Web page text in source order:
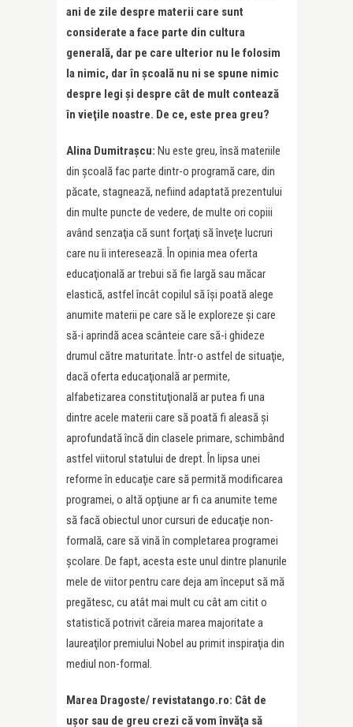
ani de zile despre materii care sunt
considerate a face parte din cultura
generală, dar pe care ulterior nu le folosim
la nimic, dar în şcoală nu ni se spune nimic
despre legi şi despre cât de mult contează
în vieţile noastre. De ce, este prea greu?
Alina Dumitraşcu: Nu este greu, însă materiile
din şcoală fac parte dintr-o programă care, din
păcate, stagnează, nefiind adaptată prezentului
din multe puncte de vedere, de multe ori copiii
având senzaţia că sunt forţaţi să înveţe lucruri
care nu îi interesează. În opinia mea oferta
educaţională ar trebui să fie largă sau măcar
elastică, astfel încât copilul să îşi poată alege
anumite materii pe care să le exploreze şi care
să-i aprindă acea scânteie care să-i ghideze
drumul către maturitate. Într-o astfel de situaţie,
dacă oferta educaţională ar permite,
alfabetizarea constituţională ar putea fi una
dintre acele materii care să poată fi aleasă şi
aprofundată încă din clasele primare, schimbând
astfel viitorul statului de drept. În lipsa unei
reforme în educaţie care să permită modificarea
programei, o altă opţiune ar fi ca anumite teme
să facă obiectul unor cursuri de educaţie non-
formală, care să vină în completarea programei
şcolare. De fapt, acesta este unul dintre planurile
mele de viitor pentru care deja am început să mă
pregătesc, cu atât mai mult cu cât am citit o
statistică potrivit căreia marea majoritate a
laureaţilor premiului Nobel au primit inspiraţia din
mediul non-formal.
Marea Dragoste/ revistatango.ro: Cât de
uşor sau de greu crezi că vom învăţa să